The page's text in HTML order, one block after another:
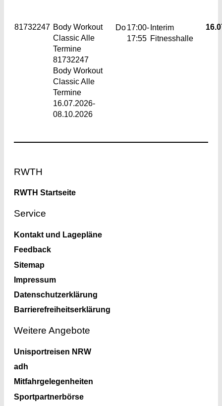
81732247 Body Workout
Classic Alle
Termine
81732247
Body Workout
Classic Alle
Termine
16.07.2026-
08.10.2026
Do17:00-
17:55
Interim
Fitnesshalle
RWTH
RWTH Startseite
Service
Kontakt und Lagepläne
Feedback
Sitemap
Impressum
Datenschutzerklärung
Barrierefreiheitserklärung
Weitere Angebote
Unisportreisen NRW
adh
Mitfahrgelegenheiten
Sportpartnerbörse